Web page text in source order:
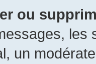
ou
les
un